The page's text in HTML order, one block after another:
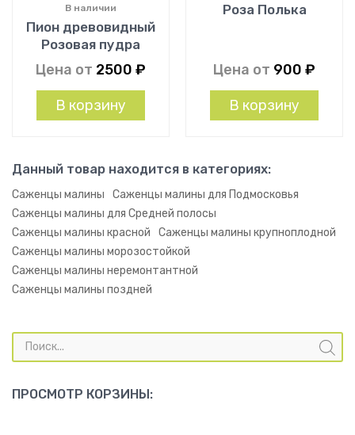
Пион древовидный
Розовая пудра
В наличии
Цена от 2500 ₽
В корзину
Роза Полька
Цена от 900 ₽
В корзину
Данный товар находится в категориях:
Саженцы малины
Саженцы малины для Подмосковья
Саженцы малины для Средней полосы
Саженцы малины красной
Саженцы малины крупноплодной
Саженцы малины морозостойкой
Саженцы малины неремонтантной
Саженцы малины поздней
Поиск
товаров
ПРОСМОТР КОРЗИНЫ: